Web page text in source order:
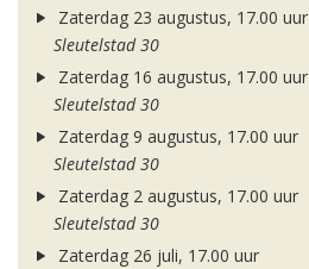
Zaterdag 23 augustus, 17.00 uur
Sleutelstad 30
Zaterdag 16 augustus, 17.00 uur
Sleutelstad 30
Zaterdag 9 augustus, 17.00 uur
Sleutelstad 30
Zaterdag 2 augustus, 17.00 uur
Sleutelstad 30
Zaterdag 26 juli, 17.00 uur